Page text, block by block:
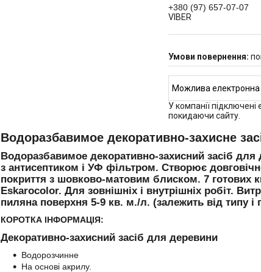
+380 (97) 657-07-07
VIBER
У компанії
покидаючи сайту.
Водоразбавимое декоративно-захисне
Водоразбавимое декоративно-захисний засіб для
з антисептиком і УФ фільтром. Створює
покриття з шовково-матовим блиском. 7 готових
Eskarocolor. Для зовнішніх і внутрішніх робіт.
пиляна поверхня 5-9 кв. м./л. (залежить від типу і
КОРОТКА ІНФОРМАЦІЯ:
Декоративно-захисний засіб для деревини
Водорозчинне
На основі акрилу.